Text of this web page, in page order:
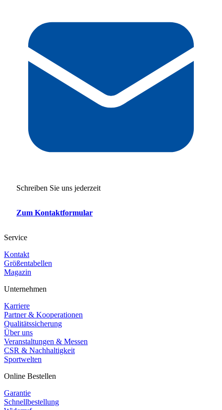
Schreiben Sie uns jederzeit
Zum Kontaktformular
Service
Kontakt
Größentabellen
Magazin
Unternehmen
Karriere
Partner & Kooperationen
Qualitätssicherung
Über uns
Veranstaltungen & Messen
CSR & Nachhaltigkeit
Sportwelten
Online Bestellen
Garantie
Schnellbestellung